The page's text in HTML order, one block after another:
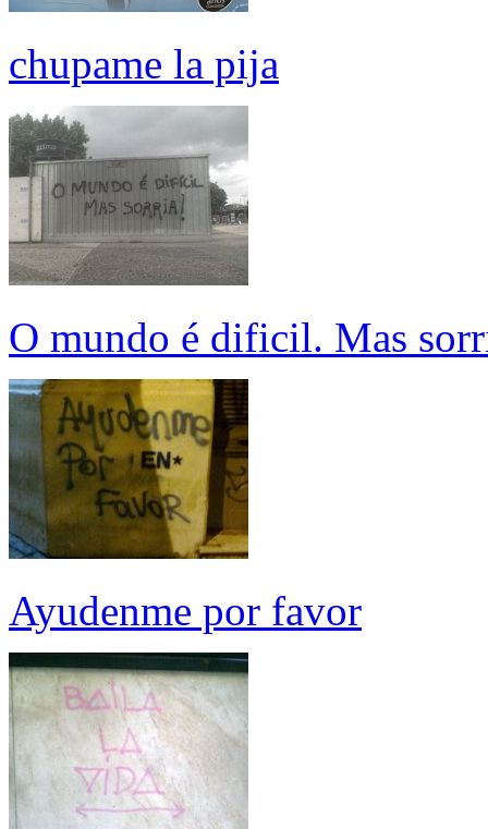
chupame la pija
O mundo é dificil. Mas
Ayudenme por favor